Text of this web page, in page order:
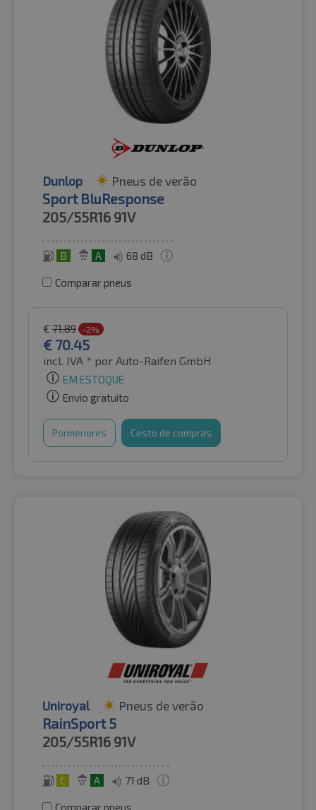
Dunlop Pneus de verão
Sport BluResponse
205/55R16 91V
B A 68 dB
Comparar pneus
€ 71.89 -2%
€ 70.45
incl. IVA * por Auto-Raifen GmbH
EM ESTOQUE
Envio gratuito
Pormenores Cesto de compras
Uniroyal Pneus de verão
RainSport 5
205/55R16 91V
C A 71 dB
Comparar pneus